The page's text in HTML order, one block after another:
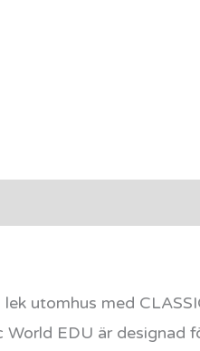
utomhus med
World EDU är